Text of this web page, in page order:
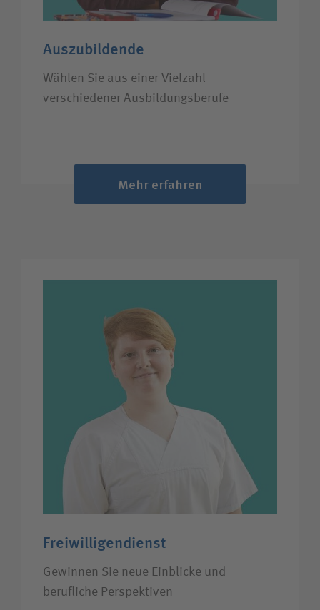
Auszubildende
Wählen Sie aus einer Vielzahl
verschiedener Ausbildungsberufe
Mehr erfahren
Freiwilligendienst
Gewinnen Sie neue Einblicke und
berufliche Perspektiven